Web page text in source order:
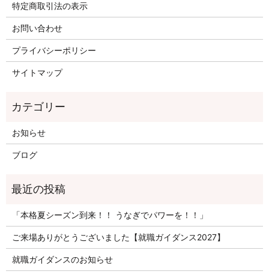
特定商取引法の表示
お問い合わせ
プライバシーポリシー
サイトマップ
お知らせ
ブログ
「本格夏シーズン到来！！ うなぎでパワーを！！」
ご来場ありがとうございました【就職ガイダンス2027】
就職ガイダンスのお知らせ